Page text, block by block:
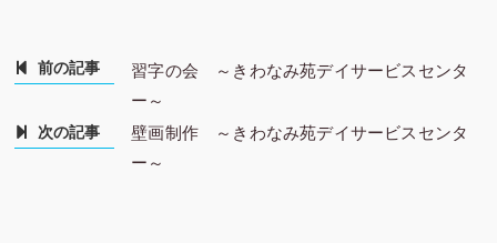
前の記事
習字の会 ～きわなみ苑デイサービスセンタ
ー～
次の記事
壁画制作 ～きわなみ苑デイサービスセンタ
ー～